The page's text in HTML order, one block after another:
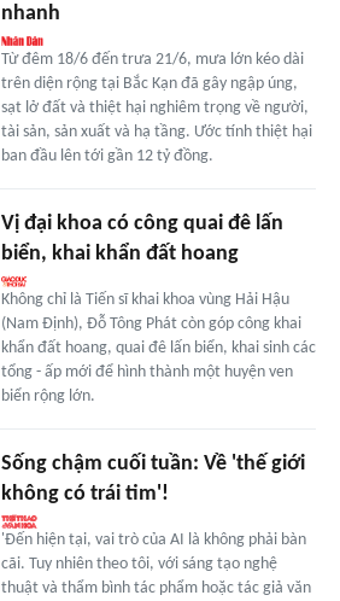
nhanh
Từ đêm 18/6 đến trưa 21/6, mưa lớn kéo dài
trên diện rộng tại Bắc Kạn đã gây ngập úng,
sạt lở đất và thiệt hại nghiêm trọng về người,
tài sản, sản xuất và hạ tầng. Ước tính thiệt hại
ban đầu lên tới gần 12 tỷ đồng.
Vị đại khoa có công quai đê lấn
biển, khai khẩn đất hoang
Không chỉ là Tiến sĩ khai khoa vùng Hải Hậu
(Nam Định), Đỗ Tông Phát còn góp công khai
khẩn đất hoang, quai đê lấn biển, khai sinh các
tổng - ấp mới để hình thành một huyện ven
biển rộng lớn.
Sống chậm cuối tuần: Về 'thế giới
không có trái tim'!
'Đến hiện tại, vai trò của AI là không phải bàn
cãi. Tuy nhiên theo tôi, với sáng tạo nghệ
thuật và thẩm bình tác phẩm hoặc tác giả văn